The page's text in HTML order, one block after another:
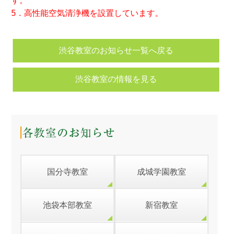
5．高性能空気清浄機を設置しています。
渋谷教室のお知らせ一覧へ戻る
渋谷教室の情報を見る
国分寺教室 成城学園教室
池袋本部教室 新宿教室